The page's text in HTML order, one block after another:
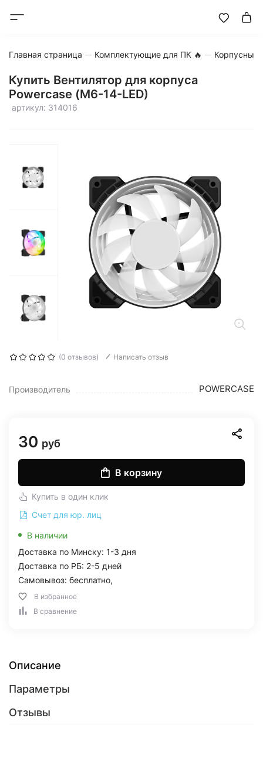
Главная страница Комплектующие для ПК 🔥 Корпусные
Купить Вентилятор для корпуса
Powercase (M6-14-LED)
артикул: 314016
(0 отзывов) Написать отзыв
Производитель POWERCASE
30 руб
В корзину
Купить в один клик
Счет для юр. лиц
В наличии
Доставка по Минску: 1-3 дня
Доставка по РБ: 2-5 дней
Самовывоз: бесплатно,
В избранное
В сравнение
Описание
Параметры
Отзывы